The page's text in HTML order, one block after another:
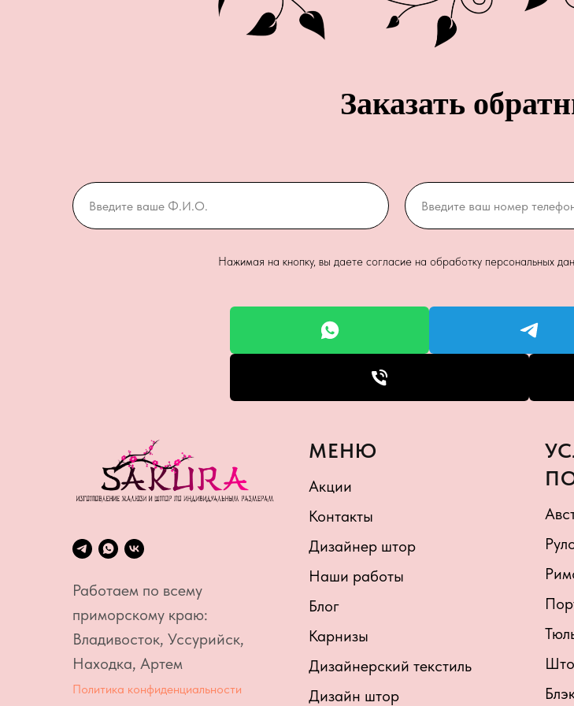
Заказать
Нажимая на кнопку, вы даете согласие на обработку персональных
Работаем по всему
приморскому краю:
Владивосток, Уссурийск,
Находка, Артем
Политика конфиденциальности
МЕНЮ
Акции
Контакты
Дизайнер штор
Наши работы
Блог
Карнизы
Дизайнерский текстиль
Дизайн штор